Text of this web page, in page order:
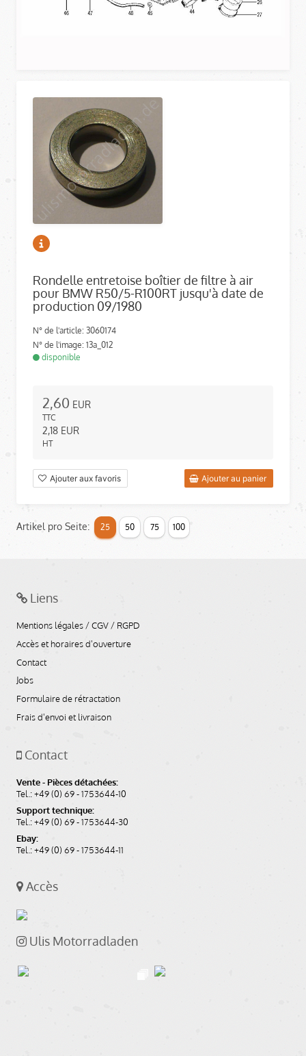
Rondelle entretoise boîtier de filtre à air
pour BMW R50/5-R100RT jusqu'à date de
production 09/1980
N° de l'article: 3060174
N° de l'image: 13a_012
disponible
2,60 EUR
TTC
2,18 EUR
HT
Ajouter aux favoris Ajouter au panier
Artikel pro Seite: 25 50 75 100
Liens
Mentions légales / CGV / RGPD
Accès et horaires d'ouverture
Contact
Jobs
Formulaire de rétractation
Frais d'envoi et livraison
Contact
Vente - Pièces détachées:
Tel.: +49 (0) 69 - 1753644-10
Support technique:
Tel.: +49 (0) 69 - 1753644-30
Ebay:
Tel.: +49 (0) 69 - 1753644-11
Accès
Ulis Motorradladen